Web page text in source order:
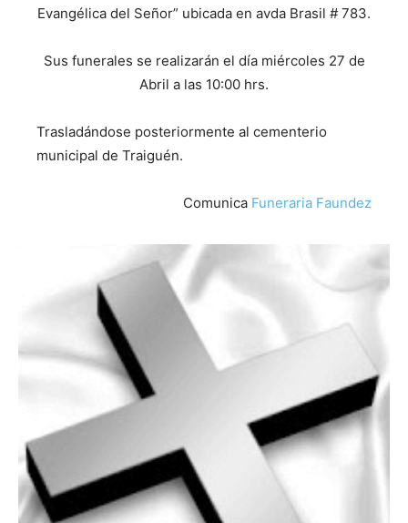
Evangélica del Señor” ubicada en avda Brasil # 783.
Sus funerales se realizarán el día miércoles 27 de
Abril a las 10:00 hrs.
Trasladándose posteriormente al cementerio
municipal de Traiguén.
Comunica Funeraria Faundez